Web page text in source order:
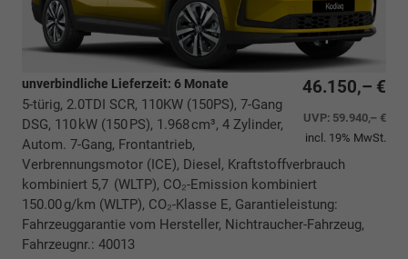
46.150,– €
UVP: 59.940,– €
incl. 19% MwSt.
unverbindliche Lieferzeit: 6 Monate
5-türig, 2.0TDI SCR, 110KW (150PS), 7-Gang
DSG, 110 kW (150 PS), 1.968 cm³, 4 Zylinder,
Autom. 7-Gang, Frontantrieb,
Verbrennungsmotor (ICE), Diesel, Kraftstoffverbrauch
kombiniert 5,7 (WLTP), CO₂-Emission kombiniert
150.00 g/km (WLTP), CO₂-Klasse E, Garantieleistung:
Fahrzeuggarantie vom Hersteller, Nichtraucher-Fahrzeug,
Fahrzeugnr.: 40013